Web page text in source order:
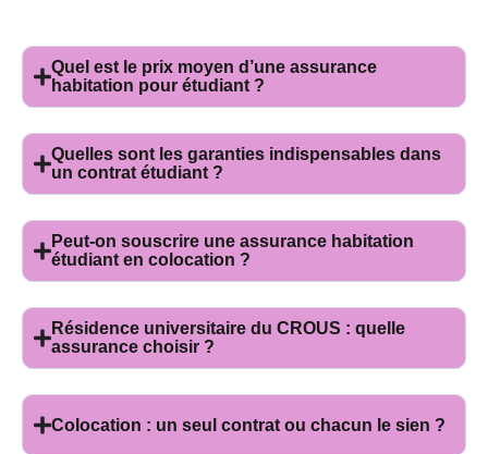
Quel est le prix moyen d’une assurance
habitation pour étudiant ?
Quelles sont les garanties indispensables dans
un contrat étudiant ?
Peut-on souscrire une assurance habitation
étudiant en colocation ?
Résidence universitaire du CROUS : quelle
assurance choisir ?
Colocation : un seul contrat ou chacun le sien ?